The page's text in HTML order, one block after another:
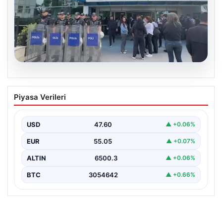
Avcılar Belediyesi’ne operasyon. 12
şüpheli gözaltına alındı
Piyasa Verileri
USD 47.60 ▲ +0.06%
EUR 55.05 ▲ +0.07%
ALTIN 6500.3 ▲ +0.06%
BTC 3054642 ▲ +0.66%